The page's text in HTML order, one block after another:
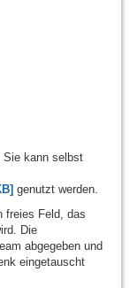
Sie kann selbst
genutzt werden.
freies Feld, das
Die
abgegeben und
eingetauscht